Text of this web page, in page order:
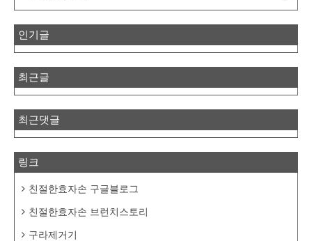
인기글
최근글
최근댓글
링크
친절한효자손 구글블로그
친절한효자손 브런치스토리
구라제거기